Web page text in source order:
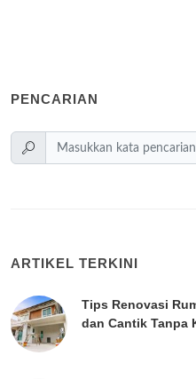
PENCARIAN
ARTIKEL TERKINI
Tips Renovasi
dan Cantik Tanpa